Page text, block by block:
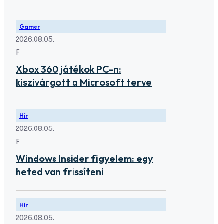
Gamer
2026.08.05.
F
Xbox 360 játékok PC-n:
kiszivárgott a Microsoft terve
Hír
2026.08.05.
F
Windows Insider figyelem: egy
heted van frissíteni
Hír
2026.08.05.